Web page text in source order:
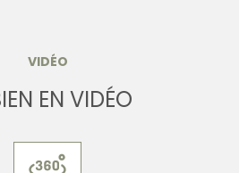
VIDÉO
EN VIDÉO